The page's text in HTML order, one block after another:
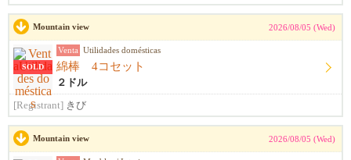
Mountain view 2026/08/05 (Wed)
SOLD
Venta Utilidades domésticas
綿棒 4コセット
２ドル
[Registrant] きび
Mountain view 2026/08/05 (Wed)